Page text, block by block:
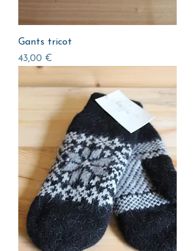
Gants tricot
Prix
43,00 €